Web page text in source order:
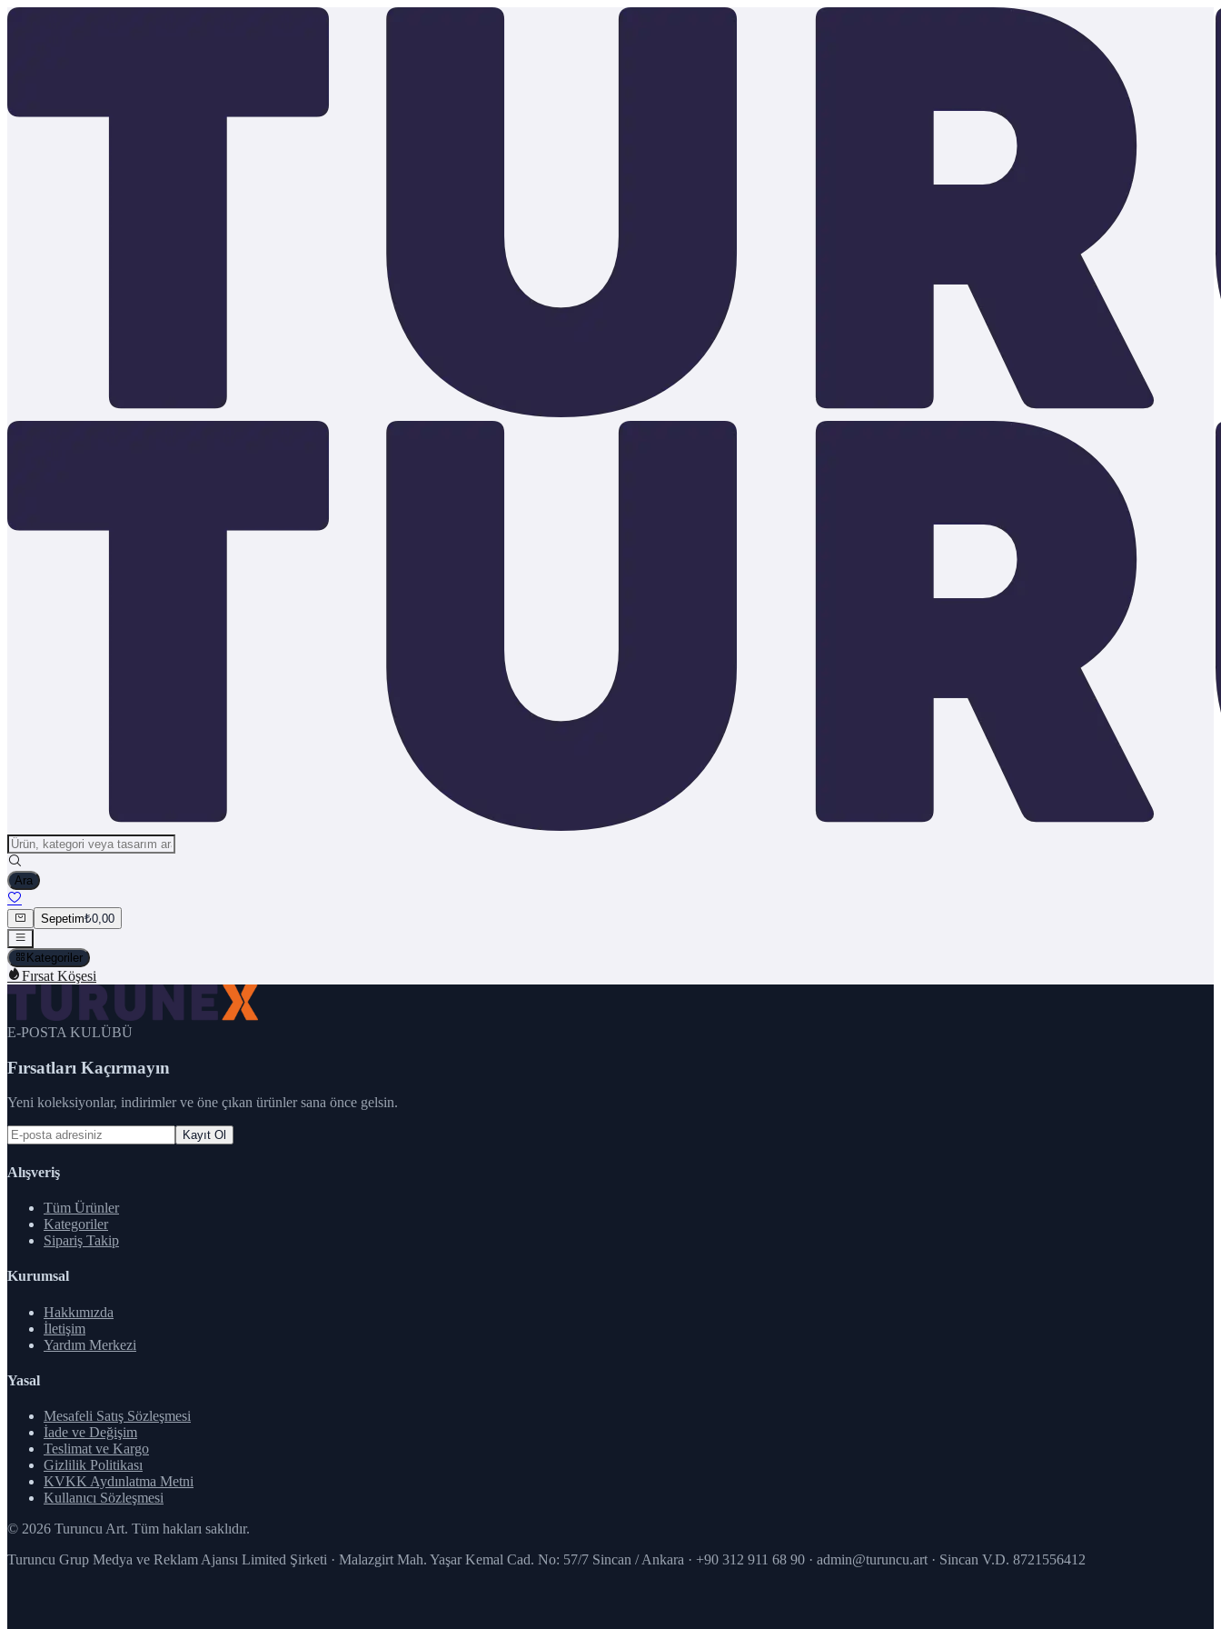
Ara
Sepetim₺0,00
Kategoriler
Fırsat Köşesi
E-POSTA KULÜBÜ
Fırsatları Kaçırmayın
Yeni koleksiyonlar, indirimler ve öne çıkan ürünler sana önce gelsin.
Kayıt Ol
Alışveriş
Tüm Ürünler
Kategoriler
Sipariş Takip
Kurumsal
Hakkımızda
İletişim
Yardım Merkezi
Yasal
Mesafeli Satış Sözleşmesi
İade ve Değişim
Teslimat ve Kargo
Gizlilik Politikası
KVKK Aydınlatma Metni
Kullanıcı Sözleşmesi
© 2026 Turuncu Art. Tüm hakları saklıdır.
Turuncu Grup Medya ve Reklam Ajansı Limited Şirketi · Malazgirt Mah. Yaşar Kemal Cad. No: 57/7 Sincan / Ankara · +90 312 911 68 90 · admin@turuncu.art · Sincan V.D. 8721556412